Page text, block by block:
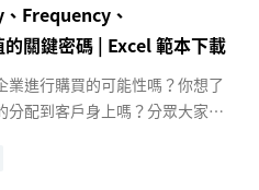
Frequency、
關鍵密碼 | Excel 範本下載
進行購買的可能性嗎？你想了
配到客戶身上嗎？分眾大家都